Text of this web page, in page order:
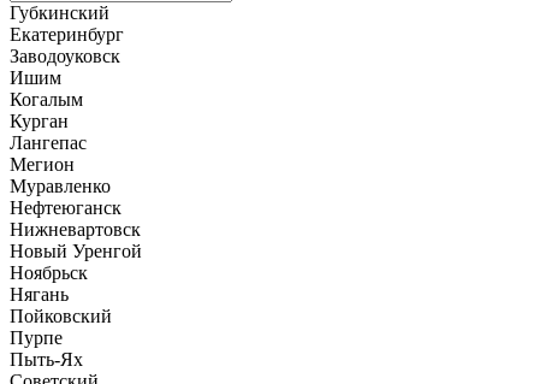
Губкинский
Екатеринбург
Заводоуковск
Ишим
Когалым
Курган
Лангепас
Мегион
Муравленко
Нефтеюганск
Нижневартовск
Новый Уренгой
Ноябрьск
Нягань
Пойковский
Пурпе
Пыть-Ях